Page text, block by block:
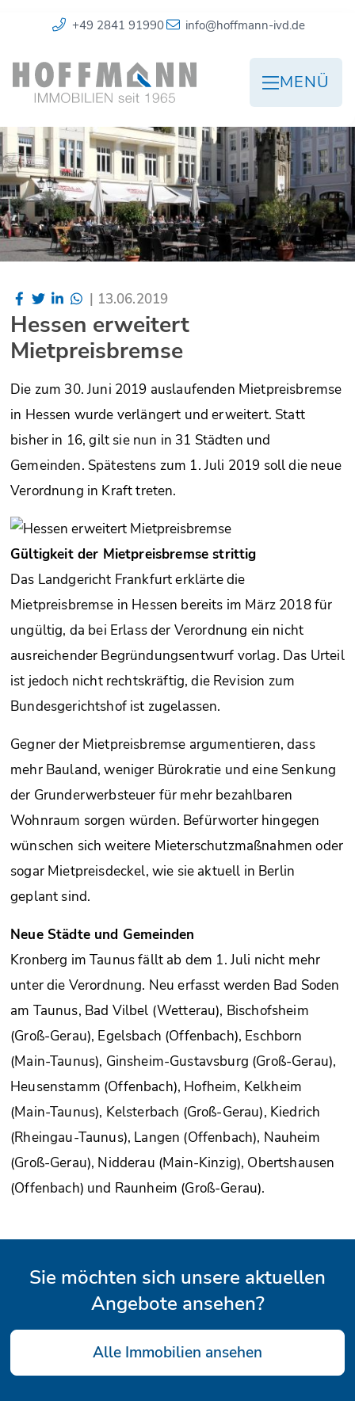
+49 2841 91990 info@hoffmann-ivd.de
MENÜ
| 13.06.2019
Hessen erweitert
Mietpreisbremse
Die zum 30. Juni 2019 auslaufenden Mietpreisbremse
in Hessen wurde verlängert und erweitert. Statt
bisher in 16, gilt sie nun in 31 Städten und
Gemeinden. Spätestens zum 1. Juli 2019 soll die neue
Verordnung in Kraft treten.
Gültigkeit der Mietpreisbremse strittig
Das Landgericht Frankfurt erklärte die
Mietpreisbremse in Hessen bereits im März 2018 für
ungültig, da bei Erlass der Verordnung ein nicht
ausreichender Begründungsentwurf vorlag. Das Urteil
ist jedoch nicht rechtskräftig, die Revision zum
Bundesgerichtshof ist zugelassen.
Gegner der Mietpreisbremse argumentieren, dass
mehr Bauland, weniger Bürokratie und eine Senkung
der Grunderwerbsteuer für mehr bezahlbaren
Wohnraum sorgen würden. Befürworter hingegen
wünschen sich weitere Mieterschutzmaßnahmen oder
sogar Mietpreisdeckel, wie sie aktuell in Berlin
geplant sind.
Neue Städte und Gemeinden
Kronberg im Taunus fällt ab dem 1. Juli nicht mehr
unter die Verordnung. Neu erfasst werden Bad Soden
am Taunus, Bad Vilbel (Wetterau), Bischofsheim
(Groß-Gerau), Egelsbach (Offenbach), Eschborn
(Main-Taunus), Ginsheim-Gustavsburg (Groß-Gerau),
Heusenstamm (Offenbach), Hofheim, Kelkheim
(Main-Taunus), Kelsterbach (Groß-Gerau), Kiedrich
(Rheingau-Taunus), Langen (Offenbach), Nauheim
(Groß-Gerau), Nidderau (Main-Kinzig), Obertshausen
(Offenbach) und Raunheim (Groß-Gerau).
Sie möchten sich unsere aktuellen
Angebote ansehen?
Alle Immobilien ansehen